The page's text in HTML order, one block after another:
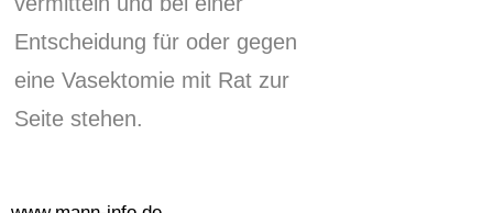
Entscheidung für oder gegen
eine Vasektomie mit Rat zur
Seite stehen.